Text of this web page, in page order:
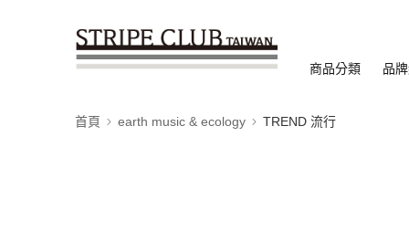
商品分類 品
首頁 earth music & ecology TREND 流行